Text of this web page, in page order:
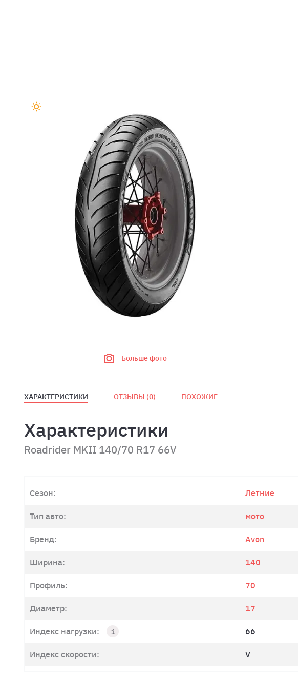
Больше фото
ХАРАКТЕРИСТИКИ ОТЗЫВЫ (0) ПОХОЖИЕ
Характеристики
Roadrider MKII 140/70 R17 66V
Сезон: Летние
Тип авто: мото
Бренд: Avon
Ширина: 140
Профиль: 70
Диаметр: 17
Индекс нагрузки: 66
Индекс скорости: V